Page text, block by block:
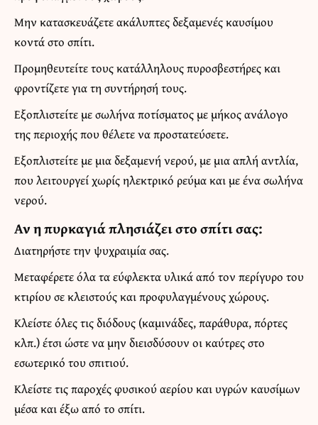
Μην κατασκευάζετε ακάλυπτες δεξαμενές καυσίμου
κοντά στο σπίτι.
Προμηθευτείτε τους κατάλληλους πυροσβεστήρες και
φροντίζετε για τη συντήρησή τους.
Εξοπλιστείτε με σωλήνα ποτίσματος με μήκος ανάλογο
της περιοχής που θέλετε να προστατεύσετε.
Εξοπλιστείτε με μια δεξαμενή νερού, με μια απλή αντλία,
που λειτουργεί χωρίς ηλεκτρικό ρεύμα και με ένα σωλήνα
νερού.
Αν η πυρκαγιά πλησιάζει στο σπίτι σας:
Διατηρήστε την ψυχραιμία σας.
Μεταφέρετε όλα τα εύφλεκτα υλικά από τον περίγυρο του
κτιρίου σε κλειστούς και προφυλαγμένους χώρους.
Κλείστε όλες τις διόδους (καμινάδες, παράθυρα, πόρτες
κλπ.) έτσι ώστε να μην διεισδύσουν οι καύτρες στο
εσωτερικό του σπιτιού.
Κλείστε τις παροχές φυσικού αερίου και υγρών καυσίμων
μέσα και έξω από το σπίτι.